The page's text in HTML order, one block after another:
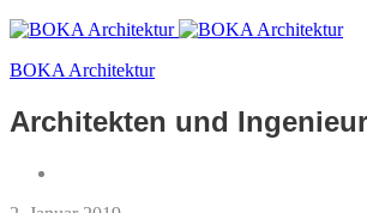
BOKA Architektur
Architekten und